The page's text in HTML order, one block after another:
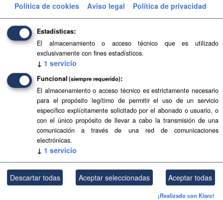
Aprobación Definitiva...
Aprobación Definitiva...
Aprobación Definitiva...
Aprobación Definitiva...
Aprobación Definitiva...
Aprobación Definitiva...
Aprobación Definitiva...
Aprobación Definitiva...
Política de cookies Aviso legal Política de privacidad
Estadísticas
El almacenamiento o acceso técnico que es utilizado
exclusivamente con fines estadísticos.
↓ 1 servicio
Funcional (siempre requerido)
El almacenamiento o acceso técnico es estrictamente necesario
para el propósito legítimo de permitir el uso de un servicio
específico explícitamente solicitado por el abonado o usuario, o
con el único propósito de llevar a cabo la transmisión de una
comunicación a través de una red de comunicaciones
electrónicas.
↓ 1 servicio
Descartar todas Aceptar seleccionadas Aceptar todas
¡Realizado con Klaro!